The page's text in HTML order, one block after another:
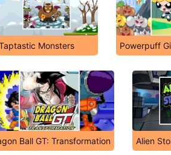
Monsters Powerpuff
Ball GT: Transformation Alien